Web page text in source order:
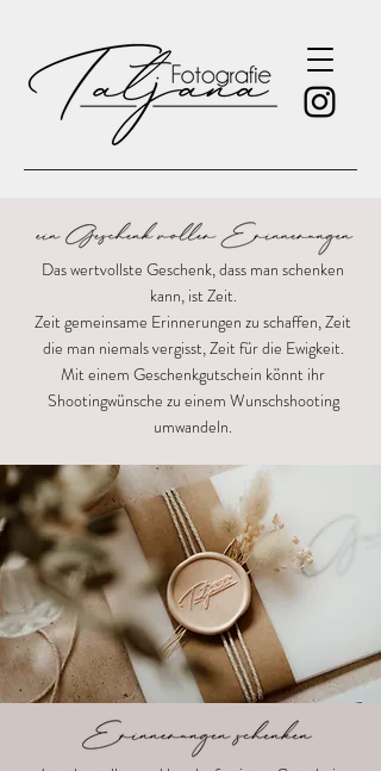
Das wertvollste Geschenk, dass man schenken
kann, ist Zeit.
Zeit gemeinsame Erinnerungen zu schaffen, Zeit
die man niemals vergisst, Zeit für die Ewigkeit.
Mit einem Geschenkgutschein könnt ihr
Shootingwünsche zu einem Wunschshooting
umwandeln.